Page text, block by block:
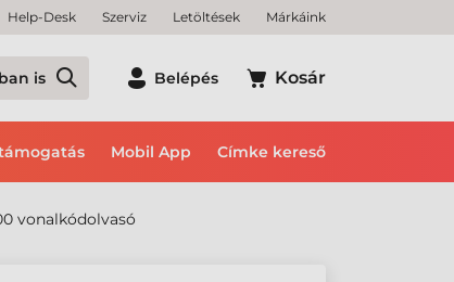
Help-Desk Szerviz Letöltések Márkáink
is Belépés Kosár
Mobil App Címke kereső
vonalkódolvasó